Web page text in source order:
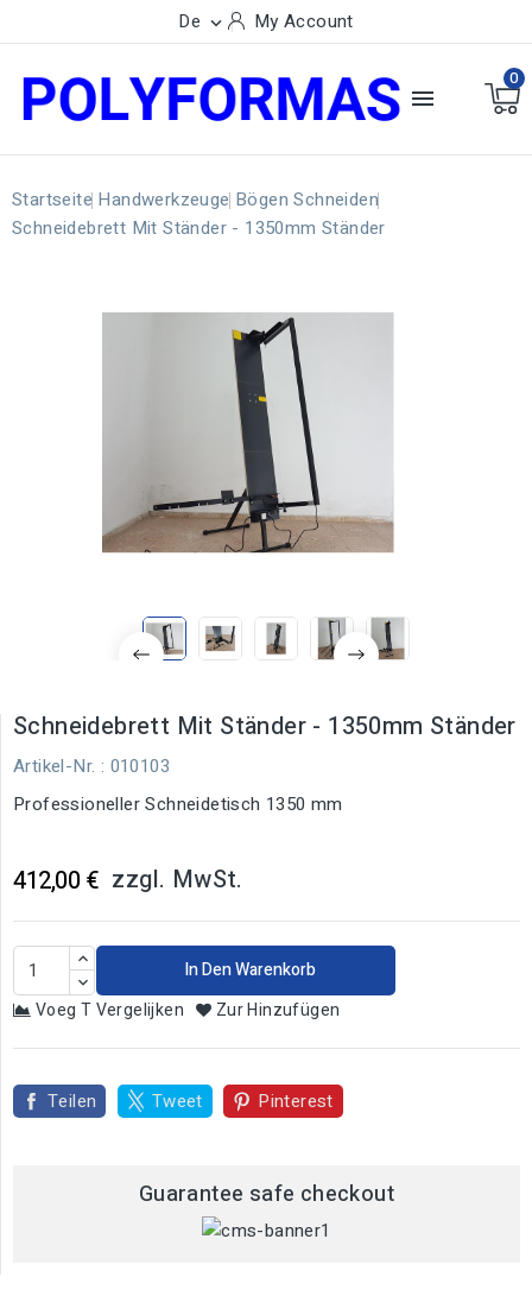
De  My Account

0
Startseite Handwerkzeuge Bögen Schneiden
Schneidebrett Mit Ständer - 1350mm Ständer
Schneidebrett Mit Ständer - 1350mm Ständer
Artikel-Nr. : 010103
Professioneller Schneidetisch 1350 mm
412,00 € zzgl. MwSt.
In Den Warenkorb
Voeg T Vergelijken
Zur Hinzufügen
Teilen Tweet Pinterest
Guarantee safe checkout